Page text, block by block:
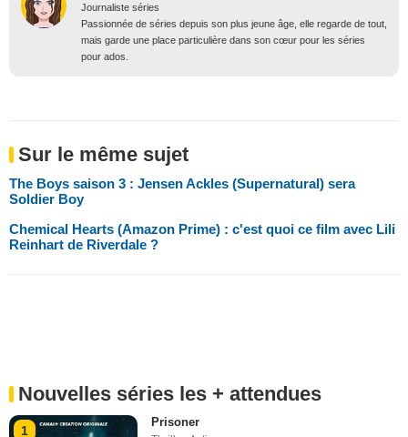
Journaliste séries
Passionnée de séries depuis son plus jeune âge, elle regarde de tout,
mais garde une place particulière dans son cœur pour les séries
pour ados.
Sur le même sujet
The Boys saison 3 : Jensen Ackles (Supernatural) sera
Soldier Boy
Chemical Hearts (Amazon Prime) : c'est quoi ce film avec Lili
Reinhart de Riverdale ?
Nouvelles séries les + attendues
1
Prisoner